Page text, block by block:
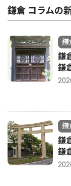
鎌倉 コラムの
鎌
鎌
鎌
鎌
鎌
鎌